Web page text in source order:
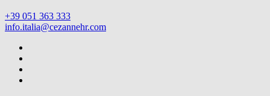
+39 051 363 333
info.italia@cezannehr.com